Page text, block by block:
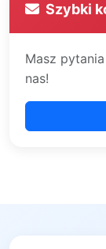
Szybki
Masz
nas!